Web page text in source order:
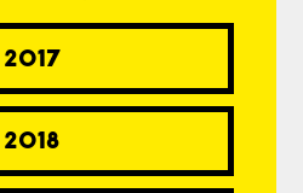
2017
2018